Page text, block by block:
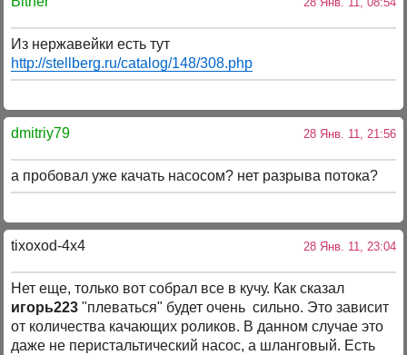
Из нержавейки есть тут
http://stellberg.ru/catalog/148/308.php
dmitriy79 28 Янв. 11, 21:56
а пробовал уже качать насосом? нет разрыва потока?
tixoxod-4x4 28 Янв. 11, 23:04
Нет еще, только вот собрал все в кучу. Как сказал
игорь223 "плеваться" будет очень сильно. Это зависит
от количества качающих роликов. В данном случае это
даже не перистальтический насос, а шланговый. Есть